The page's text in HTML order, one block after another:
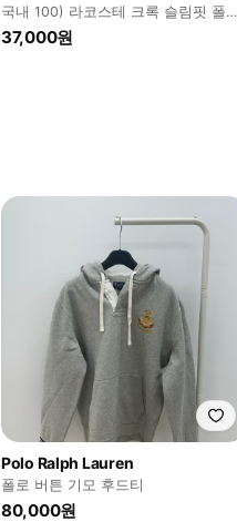
국내 100) 라코스테 크록 슬림핏 폴로
셔츠 반팔 카라티 그레이
37,000원
Polo Ralph Lauren
폴로 버튼 기모 후드티
80,000원